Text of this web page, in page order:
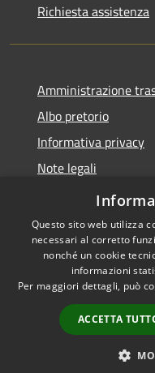
Richiesta assistenza
Amministrazione
Albo pretorio
Informativa privacy
Note legali
Dichiarazione di
Accessibilità
Questo sito web utilizza
necessari al corretto
nonché un cookie
informazioni
Per maggiori dettagli, può
ACCETTA